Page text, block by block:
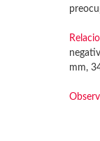
mm,